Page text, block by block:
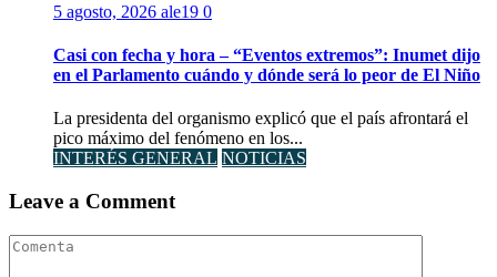
5 agosto, 2026 ale19 0
Casi con fecha y hora – “Eventos extremos”: Inumet dijo
en el Parlamento cuándo y dónde será lo peor de El Niño
La presidenta del organismo explicó que el país afrontará el
pico máximo del fenómeno en los...
INTERÉS GENERAL NOTICIAS
Leave a Comment